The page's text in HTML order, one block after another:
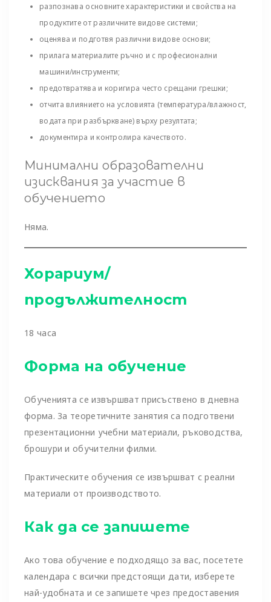
разпознава основните характеристики и свойства на
продуктите от различните видове системи;
оценява и подготвя различни видове основи;
прилага материалите ръчно и с професионални
машини/инструменти;
предотвратява и коригира често срещани грешки;
отчита влиянието на условията (температура/влажност,
водата при разбъркване) върху резултата;
документира и контролира качеството.
Минимални образователни
изисквания за участие в
обучението
Няма.
Хорариум/
продължителност
18 часа
Форма на обучение
Обученията се извършват присъствено в дневна
форма. За теоретичните занятия са подготвени
презентационни учебни материали, ръководства,
брошури и обучителни филми.
Практическите обучения се извършват с реални
материали от производството.
Как да се запишете
Ако това обучение е подходящо за вас, посетете
календара с всички предстоящи дати, изберете
най-удобната и се запишете чрез предоставения